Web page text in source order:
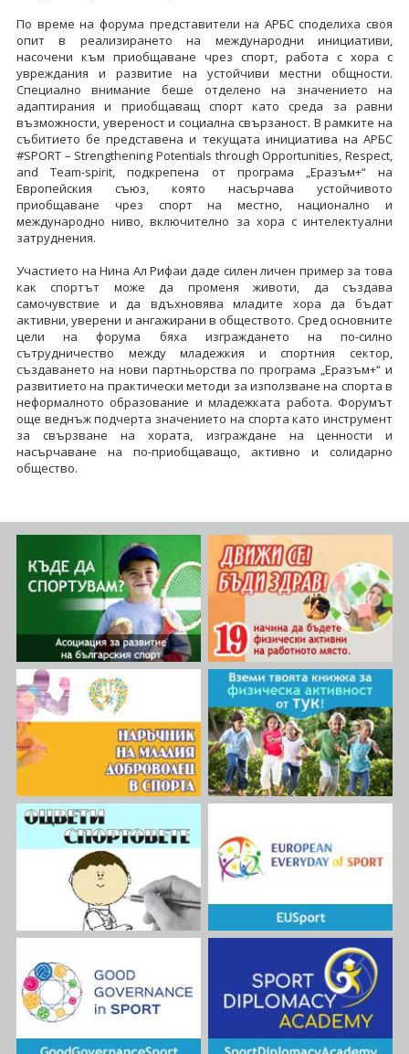
По време на форума представители на АРБС споделиха своя
опит в реализирането на международни инициативи,
насочени към приобщаване чрез спорт, работа с хора с
увреждания и развитие на устойчиви местни общности.
Специално внимание беше отделено на значението на
адаптирания и приобщаващ спорт като среда за равни
възможности, увереност и социална свързаност. В рамките на
събитието бе представена и текущата инициатива на АРБС
#SPORT – Strengthening Potentials through Opportunities, Respect,
and Team-spirit, подкрепена от програма „Еразъм+“ на
Европейския съюз, която насърчава устойчивото
приобщаване чрез спорт на местно, национално и
международно ниво, включително за хора с интелектуални
затруднения.
Участието на Нина Ал Рифаи даде силен личен пример за това
как спортът може да променя животи, да създава
самочувствие и да вдъхновява младите хора да бъдат
активни, уверени и ангажирани в обществото. Сред основните
цели на форума бяха изграждането на по-силно
сътрудничество между младежкия и спортния сектор,
създаването на нови партньорства по програма „Еразъм+“ и
развитието на практически методи за използване на спорта в
неформалното образование и младежката работа. Форумът
още веднъж подчерта значението на спорта като инструмент
за свързване на хората, изграждане на ценности и
насърчаване на по-приобщаващо, активно и солидарно
общество.